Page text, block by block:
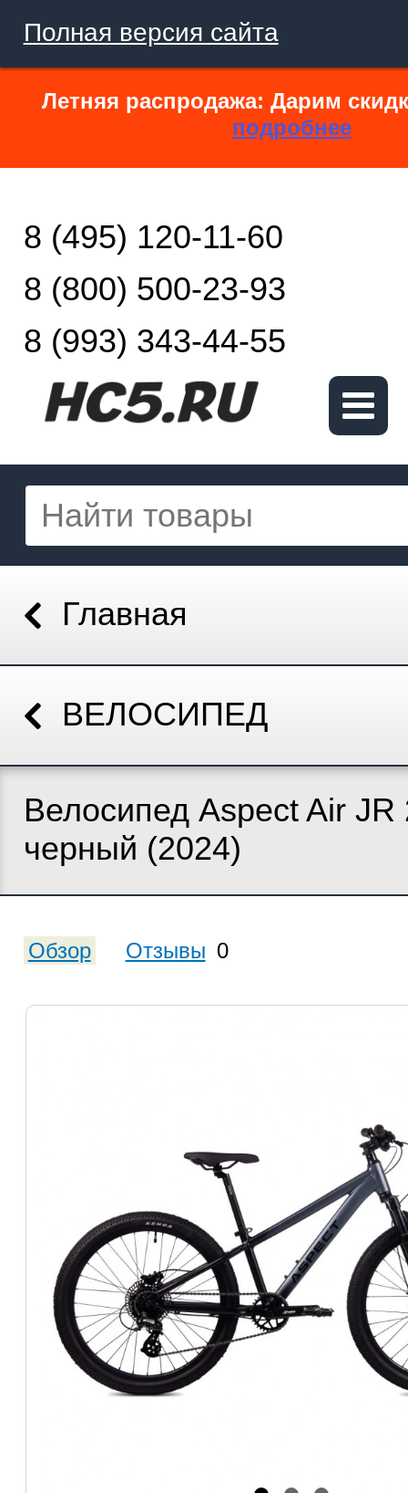
Полная версия сайта
Летняя распродажа: Дарим
подробнее
8 (495) 120-11-60
8 (800) 500-23-93
8 (993) 343-44-55
Главная
ВЕЛОСИПЕД
Велосипед Aspect Air JR
черный (2024)
Обзор Отзывы 0